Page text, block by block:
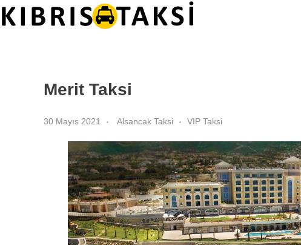
Merit Taksi
30 Mayıs 2021 Alsancak Taksi VIP Taksi